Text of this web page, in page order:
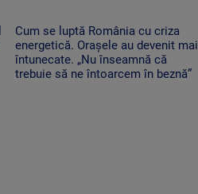
Cum se luptă România cu criza
energetică. Orașele au devenit mai
întunecate. „Nu înseamnă că
trebuie să ne întoarcem în beznă”